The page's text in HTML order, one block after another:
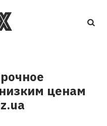
ценам